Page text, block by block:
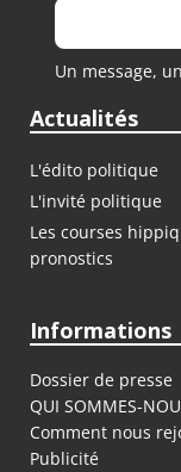
Un message,
Actualités
L'édito politique
L'invité politique
Les courses
pronostics
Informations
Dossier de presse
QUI SOMMES-
Comment nous
Publicité